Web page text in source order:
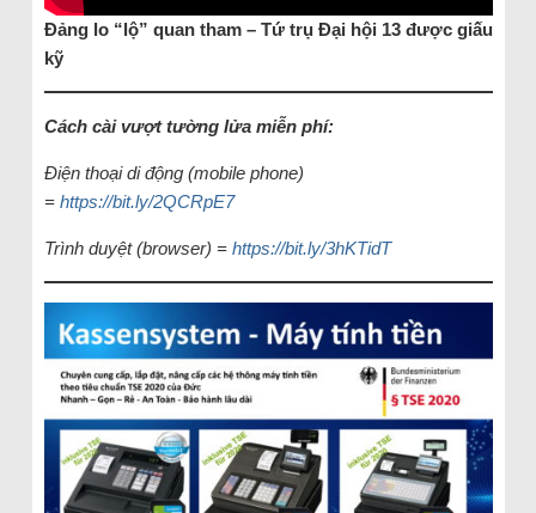
Đảng lo “lộ” quan tham – Tứ trụ Đại hội 13 được giấu
kỹ
Cách cài vượt tường lửa miễn phí:
Điện thoại di động (mobile phone)
= https://bit.ly/2QCRpE7
Trình duyệt (browser) = https://bit.ly/3hKTidT